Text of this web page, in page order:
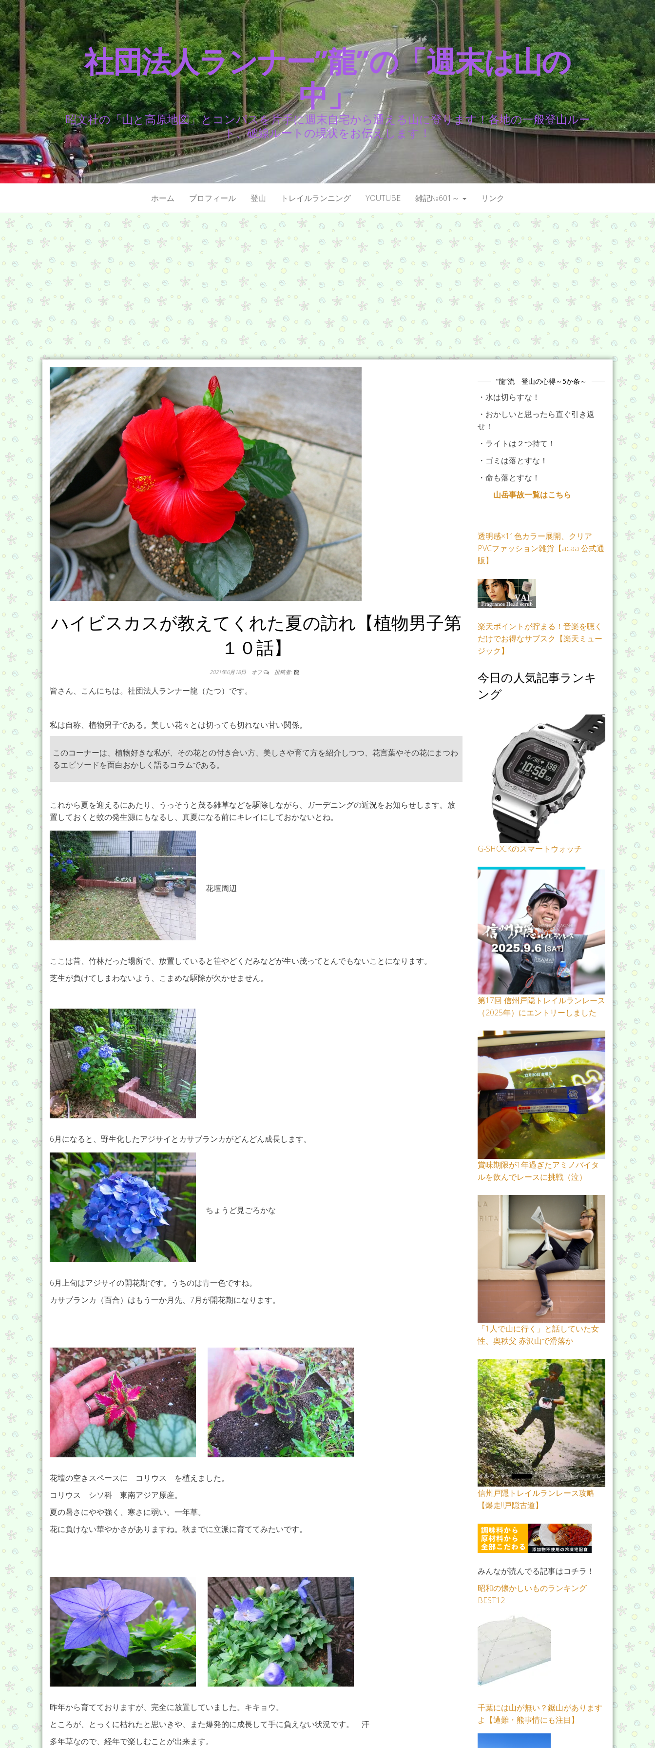
社団法人ランナー”龍”の「週末は山の
中」
昭文社の「山と高原地図」とコンパスを片手に週末自宅から通える山に登ります！各地の一般登山ルー
ト、破線ルートの現状をお伝えします！
ホーム プロフィール 登山 トレイルランニング YOUTUBE 雑記№601～ リンク
ハイビスカスが教えてくれた夏の訪れ【植物男子第
１０話】
2021年6月18日 オフ 投稿者: 龍
皆さん、こんにちは。社団法人ランナー龍（たつ）です。
私は自称、植物男子である。美しい花々とは切っても切れない甘い関係。
このコーナーは、植物好きな私が、その花との付き合い方、美しさや育て方を紹介しつつ、花言葉やその花にまつわ
るエピソードを面白おかしく語るコラムである。
これから夏を迎えるにあたり、うっそうと茂る雑草などを駆除しながら、ガーデニングの近況をお知らせします。放
置しておくと蚊の発生源にもなるし、真夏になる前にキレイにしておかないとね。
花壇周辺
ここは昔、竹林だった場所で、放置していると笹やどくだみなどが生い茂ってとんでもないことになります。
芝生が負けてしまわないよう、こまめな駆除が欠かせません。
6月になると、野生化したアジサイとカサブランカがどんどん成長します。
ちょうど見ごろかな
6月上旬はアジサイの開花期です。うちのは青一色ですね。
カサブランカ（百合）はもう一か月先、7月が開花期になります。
花壇の空きスペースに コリウス を植えました。
コリウス シソ科 東南アジア原産。
夏の暑さにやや強く、寒さに弱い。一年草。
花に負けない華やかさがありますね。秋までに立派に育ててみたいです。
昨年から育てておりますが、完全に放置していました。キキョウ。
ところが、とっくに枯れたと思いきや、また爆発的に成長して手に負えない状況です。 汗
多年草なので、経年で楽しむことが出来ます。
”龍”流 登山の心得～5か条～
・水は切らすな！
・おかしいと思ったら直ぐ引き返
せ！
・ライトは２つ持て！
・ゴミは落とすな！
・命も落とすな！
山岳事故一覧はこちら
透明感×11色カラー展開、クリア
PVCファッション雑貨【acaa 公式通
販】
楽天ポイントが貯まる！音楽を聴く
だけでお得なサブスク【楽天ミュー
ジック】
今日の人気記事ランキ
ング
G-SHOCKのスマートウォッチ
第17回 信州戸隠トレイルランレース
（2025年）にエントリーしました
賞味期限が1年過ぎたアミノバイタ
ルを飲んでレースに挑戦（泣）
「1人で山に行く」と話していた女
性、奥秩父 赤沢山で滑落か
信州戸隠トレイルランレース攻略
【爆走!!戸隠古道】
みんなが読んでる記事はコチラ！
昭和の懐かしいものランキング
BEST12
千葉には山が無い？鋸山があります
よ【遭難・熊事情にも注目】